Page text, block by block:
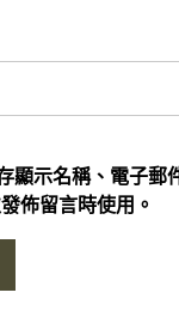
顯示名稱、電子郵
佈留言時使用。